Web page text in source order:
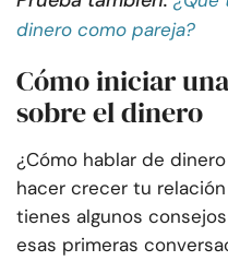
dinero como pareja?
Cómo iniciar
sobre el dinero
¿Cómo hablar de
hacer crecer tu
tienes algunos
esas primeras